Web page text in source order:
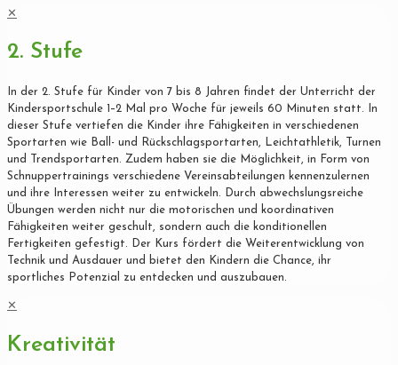
✕
2. Stufe
In der 2. Stufe für Kinder von 7 bis 8 Jahren findet der Unterricht der
Kindersportschule 1–2 Mal pro Woche für jeweils 60 Minuten statt. In
dieser Stufe vertiefen die Kinder ihre Fähigkeiten in verschiedenen
Sportarten wie Ball- und Rückschlagsportarten, Leichtathletik, Turnen
und Trendsportarten. Zudem haben sie die Möglichkeit, in Form von
Schnuppertrainings verschiedene Vereinsabteilungen kennenzulernen
und ihre Interessen weiter zu entwickeln. Durch abwechslungsreiche
Übungen werden nicht nur die motorischen und koordinativen
Fähigkeiten weiter geschult, sondern auch die konditionellen
Fertigkeiten gefestigt. Der Kurs fördert die Weiterentwicklung von
Technik und Ausdauer und bietet den Kindern die Chance, ihr
sportliches Potenzial zu entdecken und auszubauen.
✕
Kreativität